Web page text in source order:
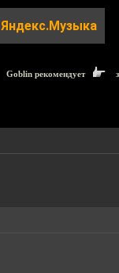
Яндекс.Музыка
Goblin рекомендует